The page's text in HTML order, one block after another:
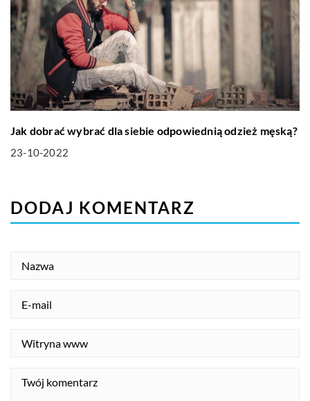
Jak dobrać wybrać dla siebie odpowiednią odzież męską?
23-10-2022
DODAJ KOMENTARZ